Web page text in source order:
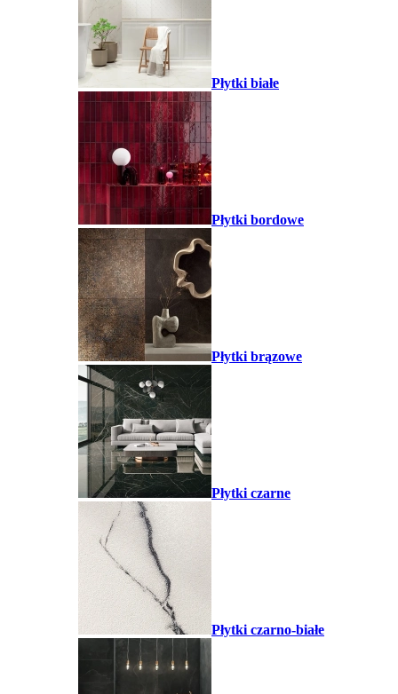
Płytki białe
Płytki bordowe
Płytki brązowe
Płytki czarne
Płytki czarno-białe